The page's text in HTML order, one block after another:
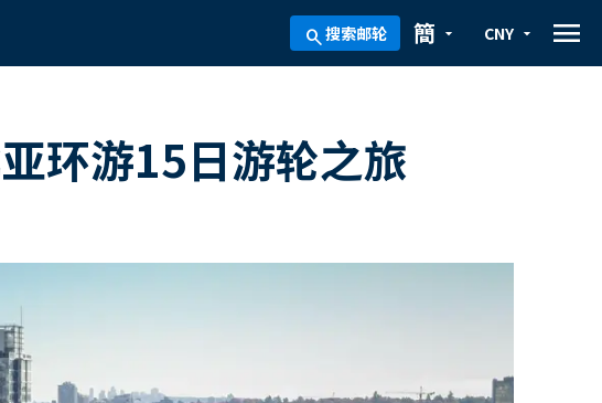
search搜索邮轮 arrow_drop_down
簡 arrow_drop_down
CNY menu
环游15日游轮之旅